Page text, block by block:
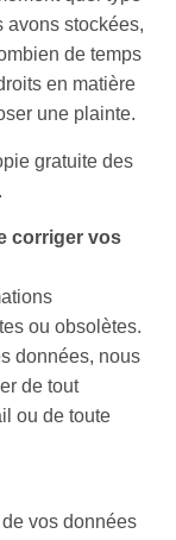
avons stockées,
de temps
en matière
une plainte.
gratuite des
corriger vos
ou obsolètes.
données, nous
de tout
ou de toute
vos données